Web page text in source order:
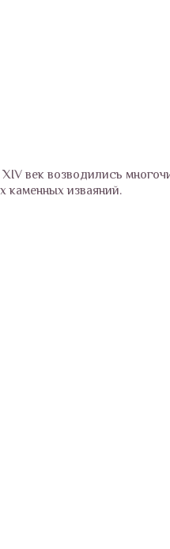
век возводились
каменных изваяний.